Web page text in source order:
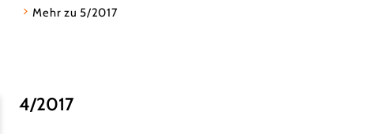
Mehr zu 5/2017
4/2017